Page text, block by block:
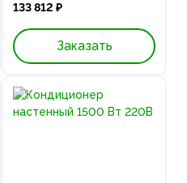
133 812 ₽
Заказать